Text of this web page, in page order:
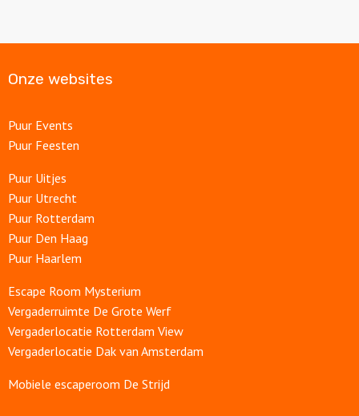
Onze websites
Puur Events
Puur Feesten
Puur Uitjes
Puur Utrecht
Puur Rotterdam
Puur Den Haag
Puur Haarlem
Escape Room Mysterium
Vergaderruimte De Grote Werf
Vergaderlocatie Rotterdam View
Vergaderlocatie Dak van Amsterdam
Mobiele escaperoom De Strijd